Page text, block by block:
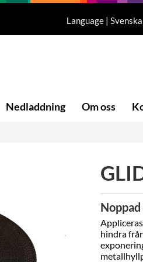
Language |
Nedladdning Om oss
hindra